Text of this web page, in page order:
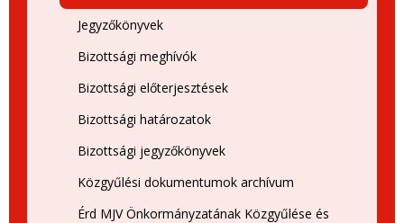
Jegyzőkönyvek
Bizottsági meghívók
Bizottsági előterjesztések
Bizottsági határozatok
Bizottsági jegyzőkönyvek
Közgyűlési dokumentumok archívum
Érd MJV Önkormányzatának Közgyűlése és